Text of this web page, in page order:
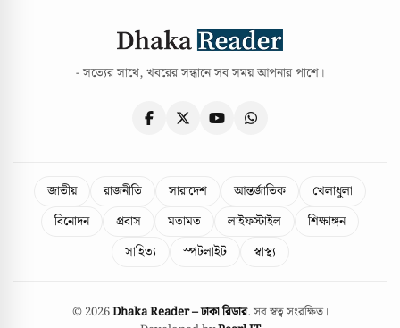
- সত্যের সাথে, খবরের সন্ধানে সব সময় আপনার পাশে।
জাতীয় রাজনীতি সারাদেশ আন্তর্জাতিক
খেলাধুলা
বিনোদন
প্রবাস মতামত লাইফস্টাইল
শিক্ষাঙ্গন
সাহিত্য
স্পটলাইট স্বাস্থ্য
© 2026Dhaka Reader – ঢাকা রিডার. সব স্বত্ব সংরক্ষিত।